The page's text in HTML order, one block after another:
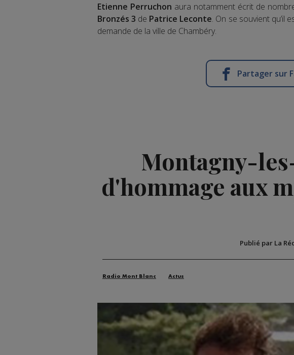
Etienne Perruchon aura notamment écrit de
Bronzés 3 de Patrice Leconte. On se souvient qu’il
demande de la ville de Chambéry.
Partager sur
Montagny-
d'hommage aux
Publié par La
Radio Mont Blanc Actus